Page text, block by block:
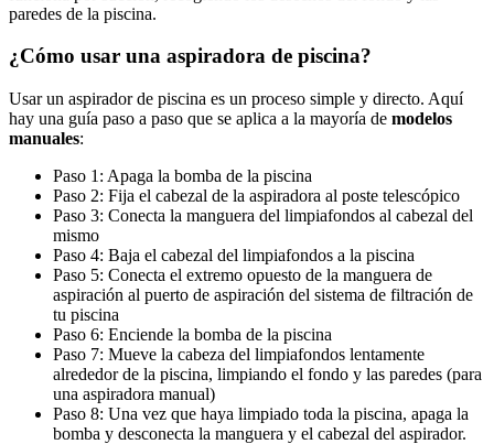
paredes de la piscina.
¿Cómo usar una aspiradora de piscina?
Usar un aspirador de piscina es un proceso simple y directo. Aquí
hay una guía paso a paso que se aplica a la mayoría de modelos
manuales:
Paso 1: Apaga la bomba de la piscina
Paso 2: Fija el cabezal de la aspiradora al poste telescópico
Paso 3: Conecta la manguera del limpiafondos al cabezal del
mismo
Paso 4: Baja el cabezal del limpiafondos a la piscina
Paso 5: Conecta el extremo opuesto de la manguera de
aspiración al puerto de aspiración del sistema de filtración de
tu piscina
Paso 6: Enciende la bomba de la piscina
Paso 7: Mueve la cabeza del limpiafondos lentamente
alrededor de la piscina, limpiando el fondo y las paredes (para
una aspiradora manual)
Paso 8: Una vez que haya limpiado toda la piscina, apaga la
bomba y desconecta la manguera y el cabezal del aspirador.